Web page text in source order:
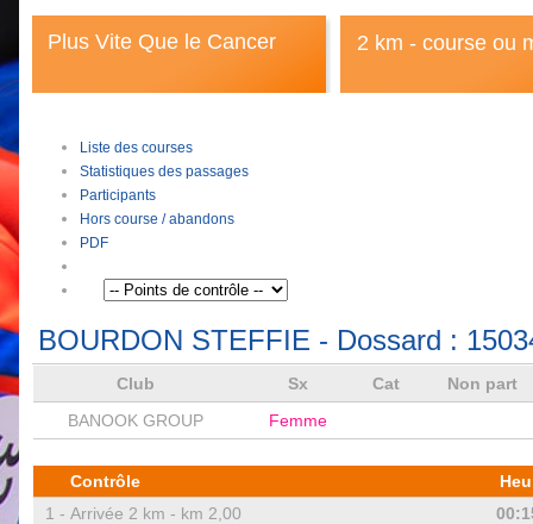
Plus Vite Que le Cancer 2 km - course ou
Liste des courses
Statistiques des passages
Participants
Hors course / abandons
PDF
BOURDON STEFFIE - Dossard :
Club Sx Cat
Non part
BANOOK GROUP
Femme
Contrôle
1 - Arrivée 2 km - km 2,00